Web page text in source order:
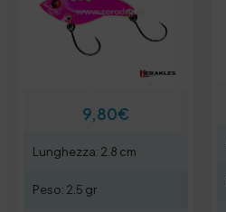
9,80€
Lunghezza: 2.8 cm
Peso: 2.5 gr